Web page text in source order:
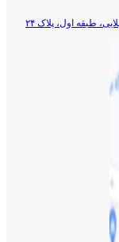
طبقه اول، پلاک ۲۴